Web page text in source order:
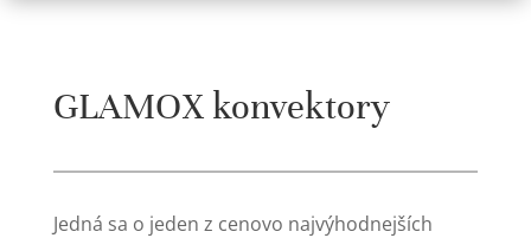
GLAMOX konvektory
Jedná sa o jeden z cenovo najvýhodnejších